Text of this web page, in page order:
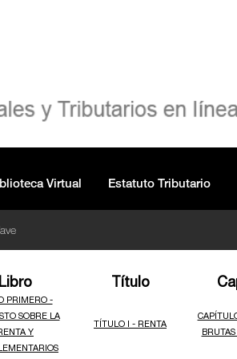
Virtual Estatuto Tributario